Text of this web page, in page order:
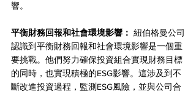
響。
平衡財務回報和社會環境影響： 紐伯格曼公司
認識到平衡財務回報和社會環境影響是一個重
要挑戰。他們努力確保投資組合實現財務目標
的同時，也實現積極的ESG影響。這涉及到不
斷改進投資過程，監測ESG風險，並與公司合